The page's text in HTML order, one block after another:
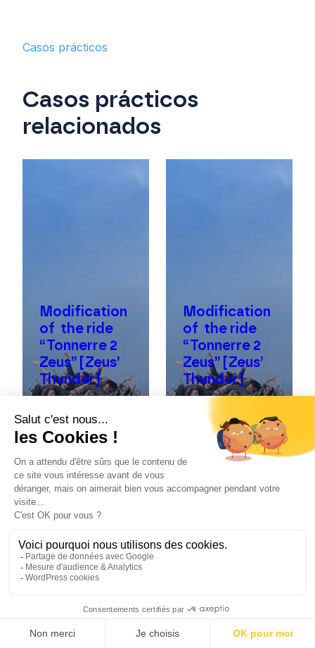
Casos prácticos
Casos prácticos
relacionados
Modification
of the ride
“Tonnerre 2
Zeus” [Zeus’
Thunder]
Casos
prácticos
August
Modification
of the ride
“Tonnerre 2
Zeus” [Zeus’
Thunder]
Casos
prácticos
23
August
2023
Casos prácticos